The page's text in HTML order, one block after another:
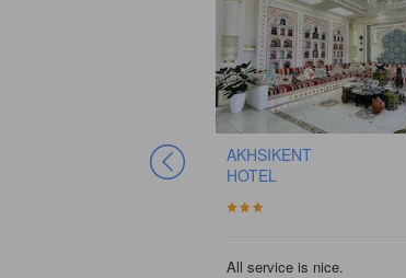
AKHSIKENT
HOTEL
All service is nice.